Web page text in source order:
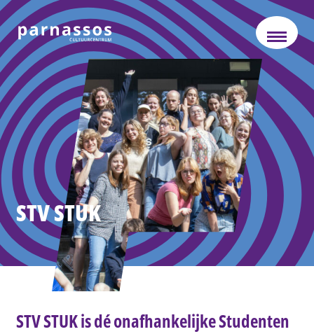
STV STUK
STV STUK is dé onafhankelijke Studenten